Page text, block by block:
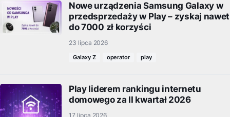
Nowe urządzenia Samsung Galaxy w
przedsprzedaży w Play – zyskaj nawet
do 7000 zł korzyści
23 lipca 2026
Galaxy Z operator play
Play liderem rankingu internetu
domowego za II kwartał 2026
17 lipca 2026